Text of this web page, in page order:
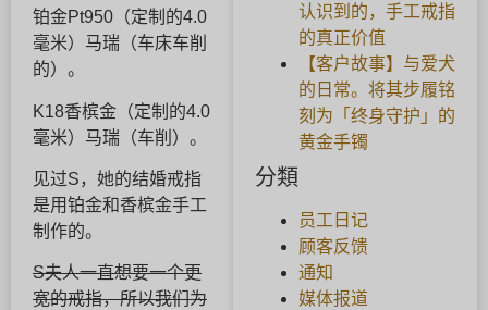
铂金Pt950（定制的4.0
毫米）马瑞（车床车削
的）。
K18香槟金（定制的4.0
毫米）马瑞（车削）。
见过S，她的结婚戒指
是用铂金和香槟金手工
制作的。
S夫人一直想要一个更
宽的戒指，所以我们为
认识到的，手工戒指
的真正价值
【客户故事】与爱犬
的日常。将其步履铭
刻为「终身守护」的
黄金手镯
分類
员工日记
顾客反馈
通知
媒体报道